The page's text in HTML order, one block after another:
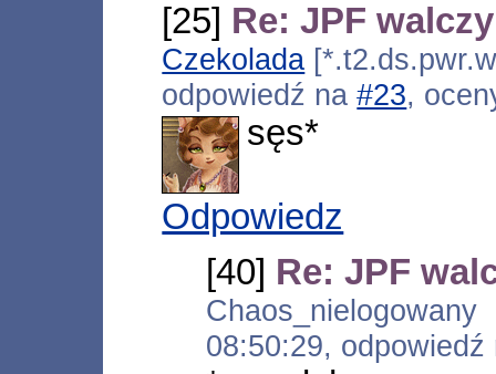
[25] Re: JPF
Czekolada
odpowiedź na#23,
sęs*
Odpowiedz
[40] Re: JPF
08:50:29,